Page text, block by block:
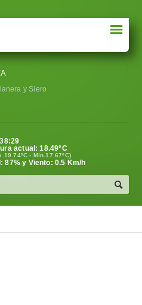
☰
y Siero
actual:18.49°C
- Min.17.67ºC)
87% y Viento: 0.5 Km/h